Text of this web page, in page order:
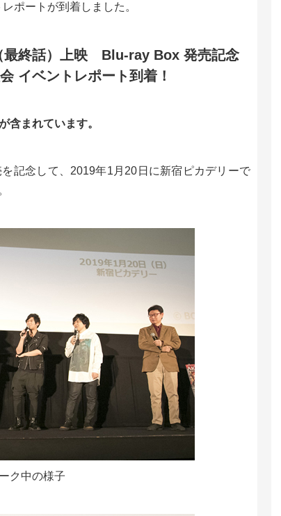
ポートが到着しました。
最終話）上映 Blu-ray Box 発売記念
イベントレポート到着！
含まれています。
を記念して、2019年1月20日に新宿ピカデリーで
ク中の様子